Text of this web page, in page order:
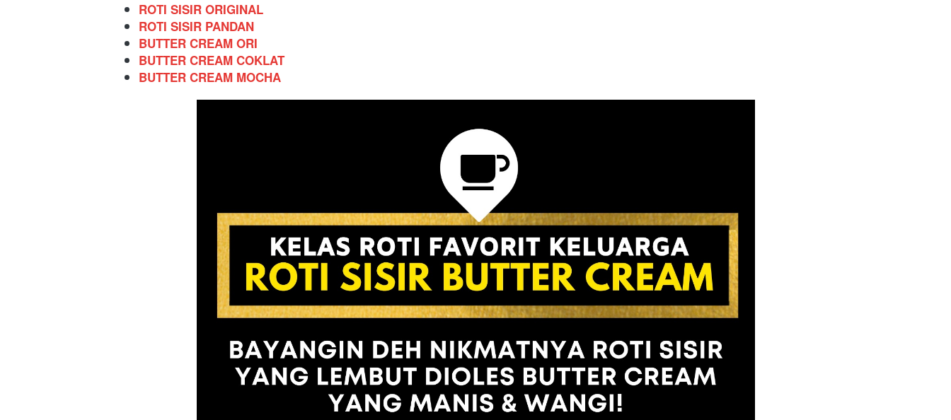
ROTI SISIR ORIGINAL
ROTI SISIR PANDAN
BUTTER CREAM ORI
BUTTER CREAM COKLAT
BUTTER CREAM MOCHA